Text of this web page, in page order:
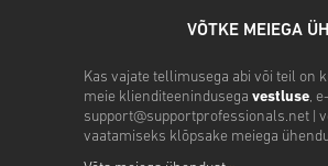
VÕTKE MEIEGA
Kas vajate tellimusega abi või teil on
meie klienditeenindusega vestluse,
support@supportprofessionals.net|
vaatamiseks klõpsake meiega